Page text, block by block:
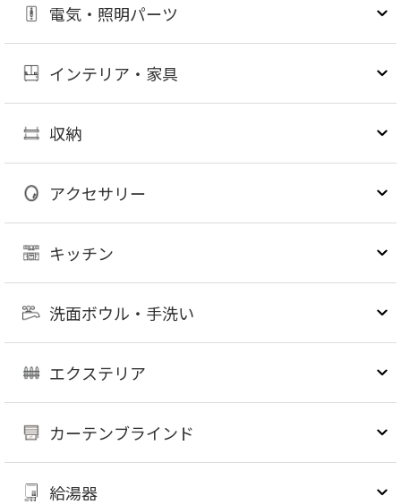
電気・照明パーツ
インテリア・家具
収納
アクセサリー
キッチン
洗面ボウル・手洗い
エクステリア
カーテンブラインド
給湯器